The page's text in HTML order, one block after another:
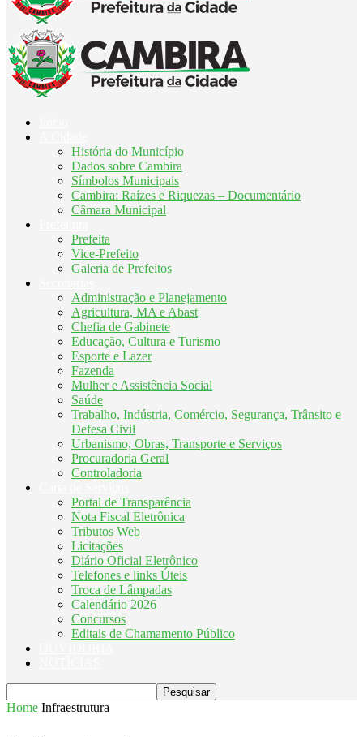
História do Município
Dados sobre Cambira
Símbolos Municipais
Cambira: Raízes e Riquezas – Documentário
Câmara Municipal
Prefeita
Vice-Prefeito
Galeria de Prefeitos
Administração e Planejamento
Agricultura, MA e Abast
Chefia de Gabinete
Educação, Cultura e Turismo
Esporte e Lazer
Fazenda
Mulher e Assistência Social
Saúde
Trabalho, Indústria, Comércio, Segurança, Trânsito e
Defesa Civil
Urbanismo, Obras, Transporte e Serviços
Procuradoria Geral
Controladoria
Portal de Transparência
Nota Fiscal Eletrônica
Tributos Web
Licitações
Diário Oficial Eletrônico
Telefones e links Úteis
Troca de Lâmpadas
Calendário 2026
Concursos
Editais de Chamamento Público
Home Infraestrutura